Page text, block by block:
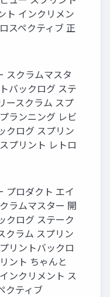
ト インクリメン
スペクティブ 正
スクラムマスタ
バックログ ステ
ースクラム スプ
ランニング レビ
クログ スプリン
プリント レトロ
プロダクト エイ
ラムマスター 開
クログ ステーク
クラム スプリン
リントバックロ
ント ちゃんと
ンクリメント ス
クティブ